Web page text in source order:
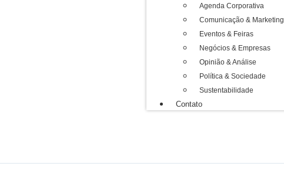
Agenda Corporativa
Comunicação & Marketing
Eventos & Feiras
Negócios & Empresas
Opinião & Análise
Política & Sociedade
Sustentabilidade
Contato